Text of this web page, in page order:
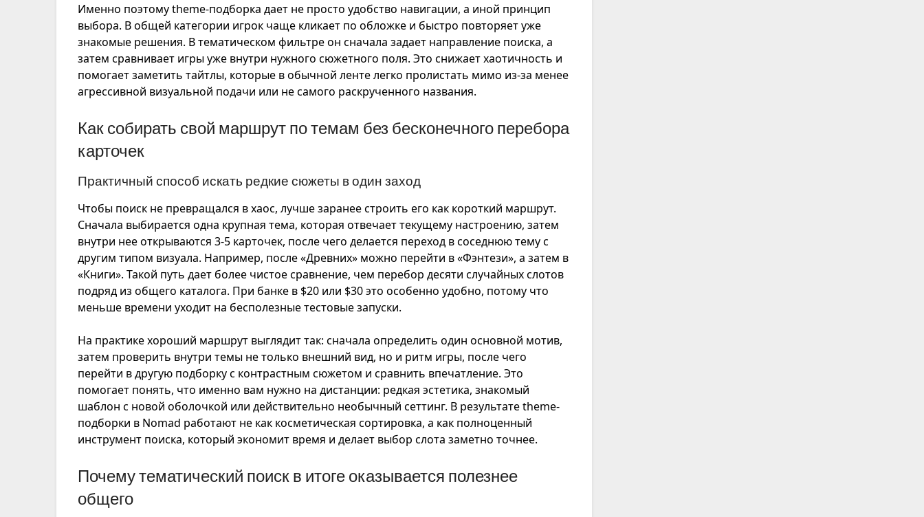
Именно поэтому theme-подборка дает не просто удобство навигации, а иной принцип
выбора. В общей категории игрок чаще кликает по обложке и быстро повторяет уже
знакомые решения. В тематическом фильтре он сначала задает направление поиска, а
затем сравнивает игры уже внутри нужного сюжетного поля. Это снижает хаотичность и
помогает заметить тайтлы, которые в обычной ленте легко пролистать мимо из-за менее
агрессивной визуальной подачи или не самого раскрученного названия.
Как собирать свой маршрут по темам без бесконечного перебора
карточек
Практичный способ искать редкие сюжеты в один заход
Чтобы поиск не превращался в хаос, лучше заранее строить его как короткий маршрут.
Сначала выбирается одна крупная тема, которая отвечает текущему настроению, затем
внутри нее открываются 3-5 карточек, после чего делается переход в соседнюю тему с
другим типом визуала. Например, после «Древних» можно перейти в «Фэнтези», а затем в
«Книги». Такой путь дает более чистое сравнение, чем перебор десяти случайных слотов
подряд из общего каталога. При банке в $20 или $30 это особенно удобно, потому что
меньше времени уходит на бесполезные тестовые запуски.
На практике хороший маршрут выглядит так: сначала определить один основной мотив,
затем проверить внутри темы не только внешний вид, но и ритм игры, после чего
перейти в другую подборку с контрастным сюжетом и сравнить впечатление. Это
помогает понять, что именно вам нужно на дистанции: редкая эстетика, знакомый
шаблон с новой оболочкой или действительно необычный сеттинг. В результате theme-
подборки в Nomad работают не как косметическая сортировка, а как полноценный
инструмент поиска, который экономит время и делает выбор слота заметно точнее.
Почему тематический поиск в итоге оказывается полезнее
общего